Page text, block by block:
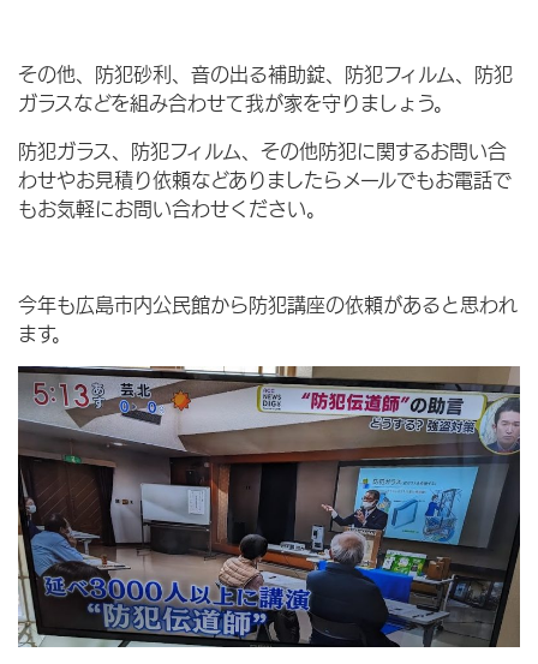
その他、防犯砂利、音の出る補助錠、防犯フィルム、防犯
ガラスなどを組み合わせて我が家を守りましょう。
防犯ガラス、防犯フィルム、その他防犯に関するお問い合
わせやお見積り依頼などありましたらメールでもお電話で
もお気軽にお問い合わせください。
今年も広島市内公民館から防犯講座の依頼があると思われ
ます。